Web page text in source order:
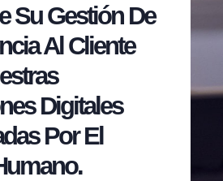
Su Gestión De
Al Cliente
Digitales
Por El